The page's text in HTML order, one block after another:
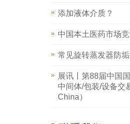
添加液体介质？
中国本土医药市场
常见旋转蒸发器防
展讯丨第88届中国
中间体/包装/设备交
China）